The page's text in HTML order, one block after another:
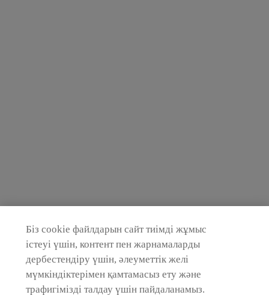
Біз cookie файлдарын сайт тиімді жұмыс
істеуі үшін, контент пен жарнамаларды
дербестендіру үшін, әлеуметтік желі
мүмкіндіктерімен қамтамасыз ету және
трафигімізді талдау үшін пайдаланамыз.